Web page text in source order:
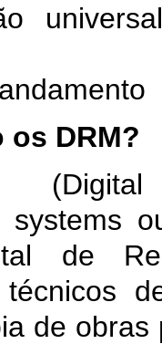
os DRM?
systems
de
técnicos
de obras